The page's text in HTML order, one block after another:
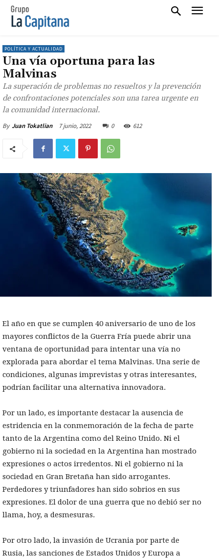
POLÍTICA Y ACTUALIDAD
Una vía oportuna para las
Malvinas
La superación de problemas no resueltos y la prevención
de confrontaciones potenciales son una tarea urgente en
la comunidad internacional.
By Juan Tokatlian 7 junio, 2022 0 612
El año en que se cumplen 40 aniversario de uno de los
mayores conflictos de la Guerra Fría puede abrir una
ventana de oportunidad para intentar una vía no
explorada para abordar el tema Malvinas. Una serie de
condiciones, algunas imprevistas y otras interesantes,
podrían facilitar una alternativa innovadora.
Por un lado, es importante destacar la ausencia de
estridencia en la conmemoración de la fecha de parte
tanto de la Argentina como del Reino Unido. Ni el
gobierno ni la sociedad en la Argentina han mostrado
expresiones o actos irredentos. Ni el gobierno ni la
sociedad en Gran Bretaña han sido arrogantes.
Perdedores y triunfadores han sido sobrios en sus
expresiones. El dolor de una guerra que no debió ser no
llama, hoy, a desmesuras.
Por otro lado, la invasión de Ucrania por parte de
Rusia, las sanciones de Estados Unidos y Europa a